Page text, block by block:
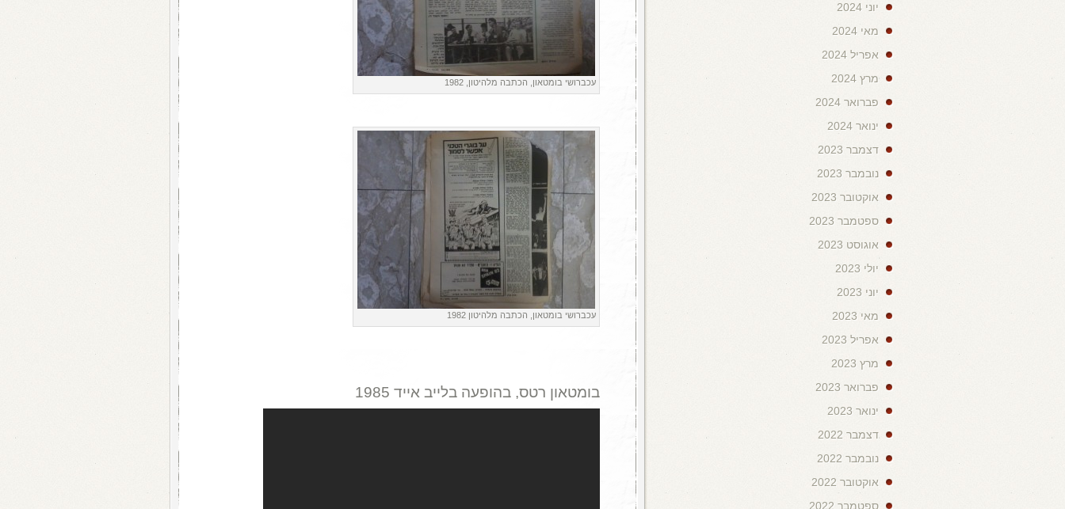
עכברושי בומטאון, הכתבה מלהיטון, 1982
עכברושי בומטאון, הכתבה מלהיטון 1982
בומטאון רטס, בהופעה בלייב אייד 1985
יוני 2024
מאי 2024
אפריל 2024
מרץ 2024
פברואר 2024
ינואר 2024
דצמבר 2023
נובמבר 2023
אוקטובר 2023
ספטמבר 2023
אוגוסט 2023
יולי 2023
יוני 2023
מאי 2023
אפריל 2023
מרץ 2023
פברואר 2023
ינואר 2023
דצמבר 2022
נובמבר 2022
אוקטובר 2022
ספטמבר 2022